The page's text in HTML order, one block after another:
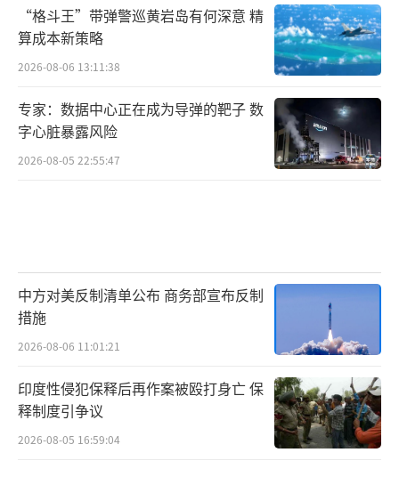
“格斗王”带弹警巡黄岩岛有何深意 精
算成本新策略
2026-08-06 13:11:38
专家：数据中心正在成为导弹的靶子 数
字心脏暴露风险
2026-08-05 22:55:47
中方对美反制清单公布 商务部宣布反制
措施
2026-08-06 11:01:21
印度性侵犯保释后再作案被殴打身亡 保
释制度引争议
2026-08-05 16:59:04